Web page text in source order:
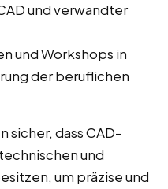
und verwandter
und Workshops in
der beruflichen
sicher, dass CAD-
und
um präzise und